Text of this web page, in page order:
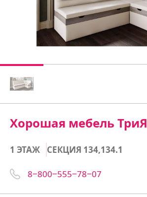
Хорошая мебель ТриЯ
1 ЭТАЖ СЕКЦИЯ 134,134.1
8‒800‒555‒78‒07